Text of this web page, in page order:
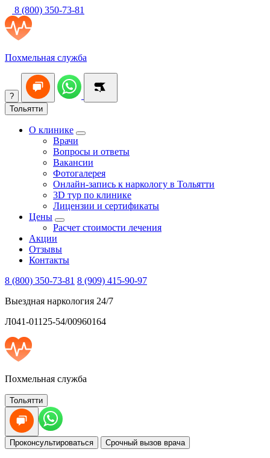
8 (800) 350-73-81
Похмельная служба
?
Тольятти
О клинике
Врачи
Вопросы и ответы
Вакансии
Фотогалерея
Онлайн-запись к наркологу в Тольятти
3D тур по клинике
Лицензии и сертификаты
Цены
Расчет стоимости лечения
Акции
Отзывы
Контакты
8 (800) 350-73-81 8 (909) 415-90-97
Выездная наркология 24/7
Л041-01125-54/00960164
Похмельная служба
Тольятти
Проконсультироваться Срочный вызов врача